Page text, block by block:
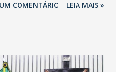
anunciada oficialmente, mas
COMENTÁRIO LEIA MAIS »